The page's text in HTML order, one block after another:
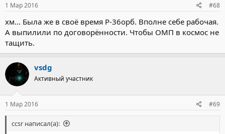
1 Мар 2016 #68
хм... Была же в своё время Р-36орб. Вполне себе рабочая.
А выпилили по договорённости. Чтобы ОМП в космос не
тащить.
vsdg
Активный участник
1 Мар 2016 #69
ccsr написал(а):